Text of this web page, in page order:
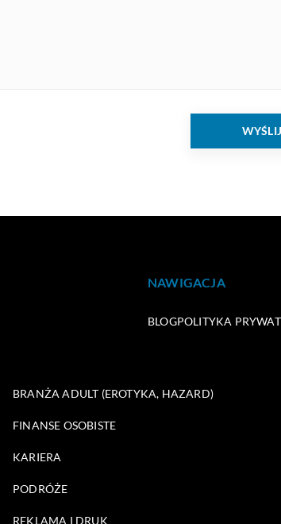
NAWIGACJA
BLOGPOLITYKA
BRANŻA ADULT (EROTYKA, HAZARD)
FINANSE OSOBISTE
KARIERA
PODRÓŻE
REKLAMA I DRUK